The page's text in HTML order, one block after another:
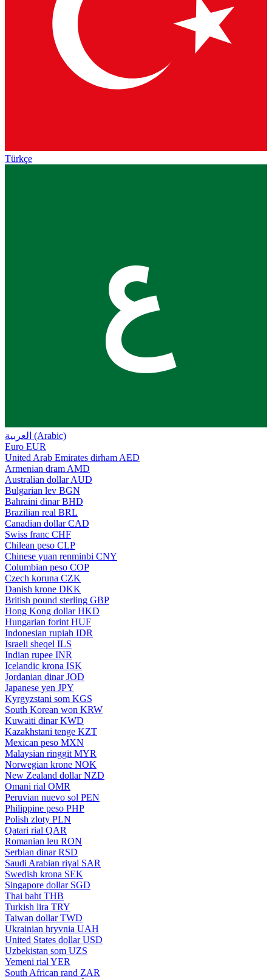
Türkçe
ع
العربية (Arabic)
Euro EUR
United Arab Emirates dirham AED
Armenian dram AMD
Australian dollar AUD
Bulgarian lev BGN
Bahraini dinar BHD
Brazilian real BRL
Canadian dollar CAD
Swiss franc CHF
Chilean peso CLP
Chinese yuan renminbi CNY
Columbian peso COP
Czech koruna CZK
Danish krone DKK
British pound sterling GBP
Hong Kong dollar HKD
Hungarian forint HUF
Indonesian rupiah IDR
Israeli sheqel ILS
Indian rupee INR
Icelandic krona ISK
Jordanian dinar JOD
Japanese yen JPY
Kyrgyzstani som KGS
South Korean won KRW
Kuwaiti dinar KWD
Kazakhstani tenge KZT
Mexican peso MXN
Malaysian ringgit MYR
Norwegian krone NOK
New Zealand dollar NZD
Omani rial OMR
Peruvian nuevo sol PEN
Philippine peso PHP
Polish zloty PLN
Qatari rial QAR
Romanian leu RON
Serbian dinar RSD
Saudi Arabian riyal SAR
Swedish krona SEK
Singapore dollar SGD
Thai baht THB
Turkish lira TRY
Taiwan dollar TWD
Ukrainian hryvnia UAH
United States dollar USD
Uzbekistan som UZS
Yemeni rial YER
South African rand ZAR